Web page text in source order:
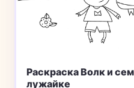
Раскраска Волк и
лужайке